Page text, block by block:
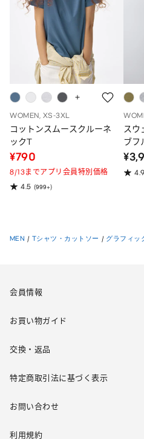
WOMEN, XS-3XL
コットンスムースクルーネ
ックT
¥790
8/13までアプリ会員特別価格
4.5 (999+)
スウ
ブフ
ーパ
ット）
4.9
MEN / Tシャツ・カットソー / グラフィッ
会員情報
お買い物ガイド
交換・返品
特定商取引法に基づく表示
お問い合わせ
利用規約